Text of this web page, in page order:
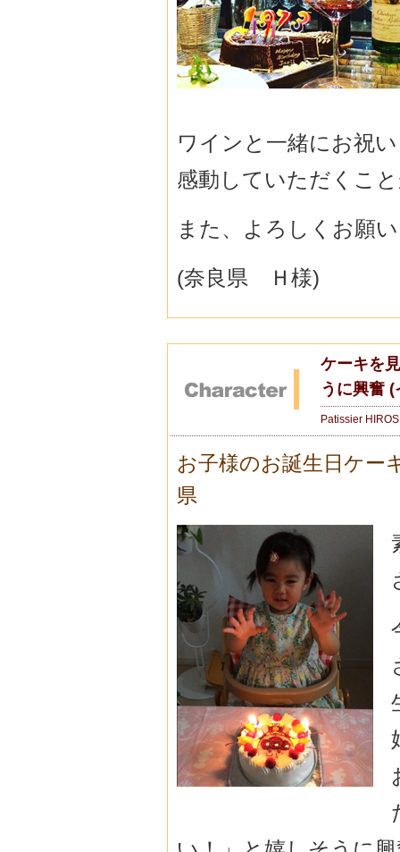
ワインと一緒にお祝
感動していただくこ
また、よろしくお願
(奈良県 Ｈ様)
ケーキを
うに興奮
Patissier
お子様のお誕生日ケー
県